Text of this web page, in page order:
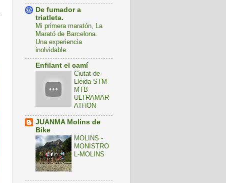
De fumador a
triatleta.
Mi primera maratón, La
Marató de Barcelona.
Una experiencia
inolvidable.
Enfilant el camí
Ciutat de
Lleida-STM
MTB
ULTRAMAR
ATHON
JUANMA Molins de
Bike
MOLINS -
MONISTRO
L-MOLINS